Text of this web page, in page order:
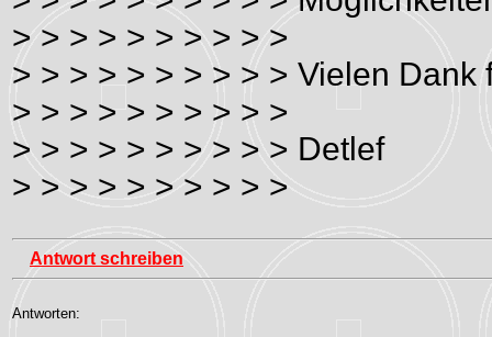
> > > > > > > > > >
> > > > > > > > > > Vielen Dank
> > > > > > > > > >
> > > > > > > > > > Detlef
> > > > > > > > > >
Antwort schreiben
Antworten: